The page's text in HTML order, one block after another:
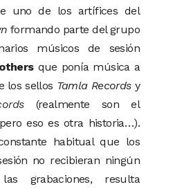
uno de los artífices del
formando parte del grupo
músicos de sesión
que ponía música a
los sellos Tamla Recordsy
(realmente son el
eso es otra historia…).
habitual que los
no recibieran ningún
grabaciones, resulta